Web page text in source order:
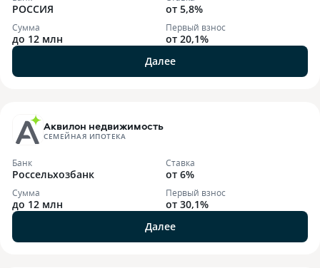
РОССИЯ от 5,8%
Сумма
до 12 млн
Первый взнос
от 20,1%
Далее
Аквилон недвижимость
СЕМЕЙНАЯ ИПОТЕКА
Банк
Россельхозбанк
Ставка
от 6%
Сумма
до 12 млн
Первый взнос
от 30,1%
Далее